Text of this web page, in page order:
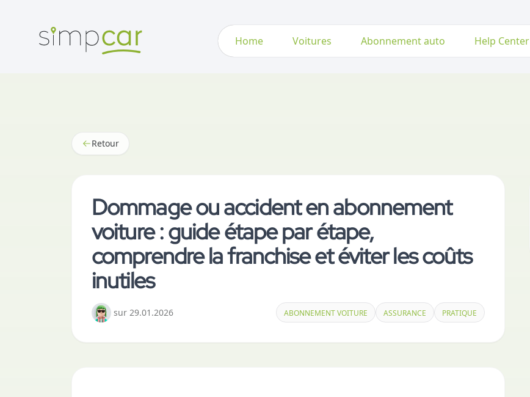
Home Voitures Abonnement auto Help Center
Retour
Dommage ou accident en abonnement
voiture : guide étape par étape,
comprendre la franchise et éviter les coûts
inutiles
sur 29.01.2026 ABONNEMENT VOITURE ASSURANCE PRATIQUE